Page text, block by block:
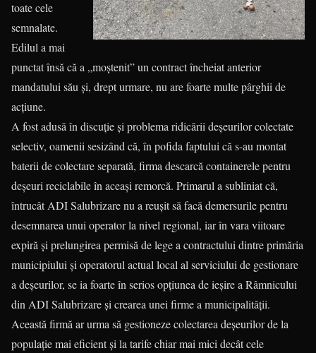
toate cele
semnalate.
Edilul a mai
punctat însă că a „moştenit” un contract încheiat anterior
mandatului său şi, drept urmare, nu are foarte multe pârghii de
acţiune.
A fost adusă în discuţie şi problema ridicării deşeurilor colectate
selectiv, oamenii sesizând că, în pofida faptului că s-au montat
baterii de colectare separată, firma descarcă containerele pentru
deşeuri reciclabile în aceaşi remorcă. Primarul a subliniat că,
întrucât ADI Salubrizare nu a reuşit să facă demersurile pentru
desemnarea unui operator la nivel regional, iar în vara viitoare
expiră şi prelungirea permisă de lege a contractului dintre primăria
municipiului şi operatorul actual local al serviciului de gestionare
a deşeurilor, se ia foarte în serios opţiunea de ieşire a Râmnicului
din ADI Salubrizare şi crearea unei firme a municipalităţii.
Această firmă ar urma să gestioneze colectarea deşeurilor de la
populaţie mai eficient şi la tarife chiar mai mici decât cele